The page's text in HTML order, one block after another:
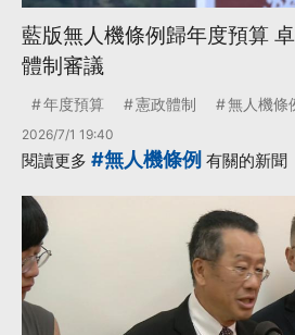
藍版無人機條例歸年度預算
體制審議
年度預算 憲政體制 無人機條
2026/7/1 19:40
閱讀更多 #無人機條例 有關的新聞